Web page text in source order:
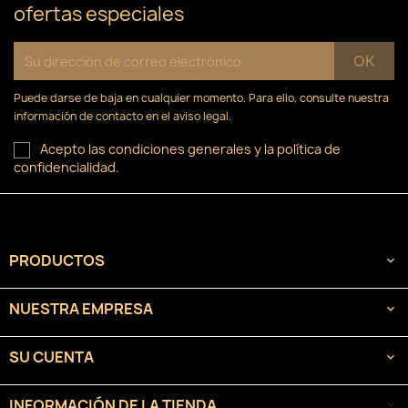
ofertas especiales
Puede darse de baja en cualquier momento. Para ello, consulte nuestra
información de contacto en el aviso legal.
Acepto las condiciones generales y la política de
confidencialidad.
PRODUCTOS 
NUESTRA EMPRESA 
SU CUENTA 
keyboard_arrow_down